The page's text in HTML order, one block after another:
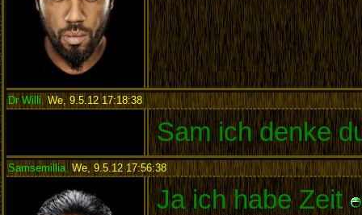
Dr Willi,We, 9.5.12 17:18:38:
Sam ich denke
Samsemillia We, 9.5.12 17:56:38:
Ja ich habe Zeit